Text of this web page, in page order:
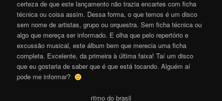
certeza de que este lançamento não trazia encartes com ficha
técnica ou coisa assim. Dessa forma, o que temos é um disco
sem nome de artistas, grupo ou orquestra. Sem ficha técnica ou
algo que mereça ser informado. E olha que pelo repertório e
excussão musical, este álbum bem que merecia uma ficha
completa. Excelente, da primeira à última faixa! Taí um disco
que eu gostaria de saber que é que está tocando. Alguém aí
pode me informar?
ritmo do brasil